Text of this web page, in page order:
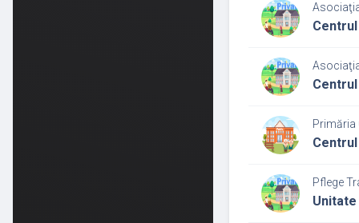
Primăria
Pflege